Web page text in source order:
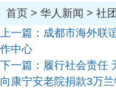
首页 > 华人新闻 > 社
上一篇： 成都市海外联
作中心
下一篇： 履行社会责任
向康宁安老院捐款3万